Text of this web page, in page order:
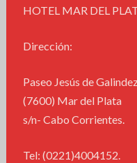
HOTEL MAR DEL
Dirección:
Paseo Jesús de
(7600) Mar del Plata
s/n- Cabo Corrientes.
Tel: (0221)4004152.